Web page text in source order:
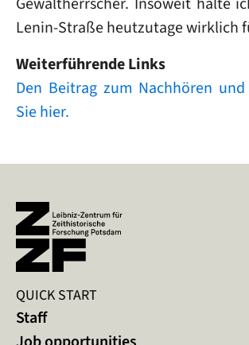
Lenin-Straße heutzutage wirklich
Weiterführende Links
Den Beitrag zum Nachhören
Sie hier.
QUICK START
Staff